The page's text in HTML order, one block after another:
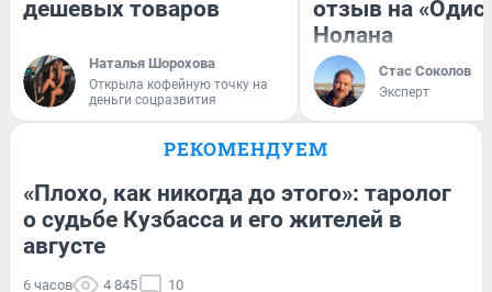
дешевых товаров
Наталья Шорохова
Открыла кофейную точку на
деньги соцразвития
отзыв на
Нолана
Стас Соколов
Эксперт
РЕКОМЕНДУЕМ
«Плохо, как никогда до этого»: таролог
о судьбе Кузбасса и его жителей в
августе
6 часов 4 845 10